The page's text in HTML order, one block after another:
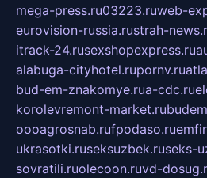
mega-press.ru03223.ruweb-
eurovision-russia.rustrah-
itrack-24.rusexshopexpress.ru
alabuga-cityhotel.rupornv.ru
bud-em-znakomye.rua-cdc.ru
korolevremont-market.ru
oooagrosnab.rufpodaso.ru
ukrasotki.ruseksuzbek.ruseks-
sovratili.ruolecoon.ruvd-